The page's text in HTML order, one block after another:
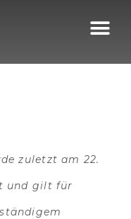
zuletzt am 22.
und gilt für
service
service
service
service